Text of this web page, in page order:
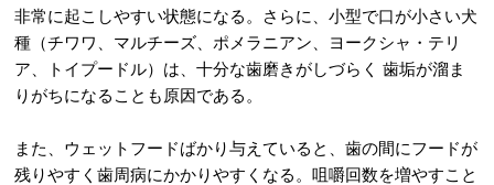
非常に起こしやすい状態になる。さらに、小型で口が小さい犬
種（チワワ、マルチーズ、ポメラニアン、ヨークシャ・テリ
ア、トイプードル）は、十分な歯磨きがしづらく 歯垢が溜ま
りがちになることも原因である。
また、ウェットフードばかり与えていると、歯の間にフードが
残りやすく歯周病にかかりやすくなる。咀嚼回数を増やすこと